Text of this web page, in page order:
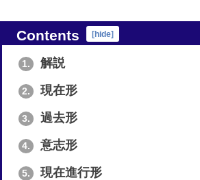
Contents [hide]
1. 解説
2. 現在形
3. 過去形
4. 意志形
5. 現在進行形